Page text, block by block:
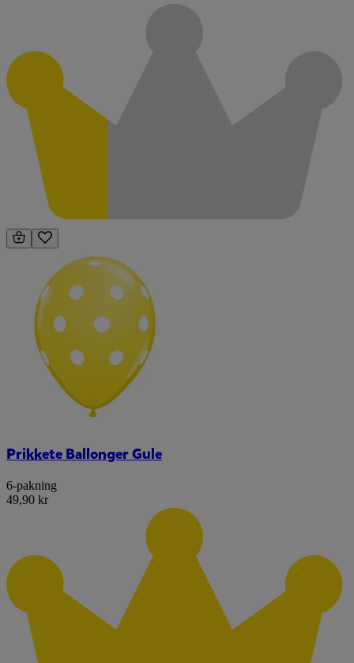
Prikkete Ballonger Gule
6-pakning
49,90 kr